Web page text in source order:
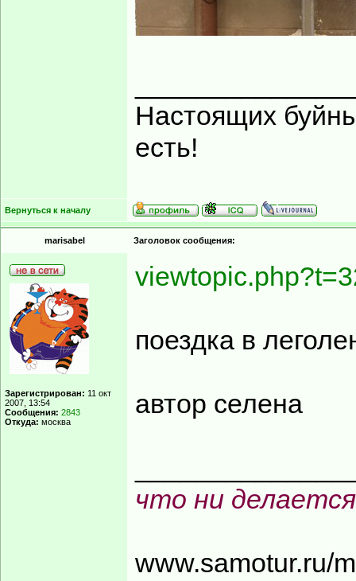
Настоящих
есть!
Вернуться к началу
marisabel Заголовок сообщения:
Зарегистрирован: 11 окт
2007, 13:54
Сообщения: 2843
Откуда: москва
поездка в
автор селена
что ни
www.samotur.ru/